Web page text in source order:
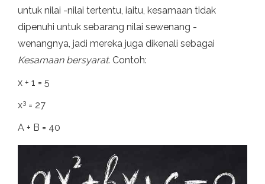
untuk nilai -nilai tertentu, iaitu, kesamaan tidak
dipenuhi untuk sebarang nilai sewenang -
wenangnya, jadi mereka juga dikenali sebagai
Kesamaan bersyarat. Contoh:
x + 1 = 5
x3 = 27
A + B = 40